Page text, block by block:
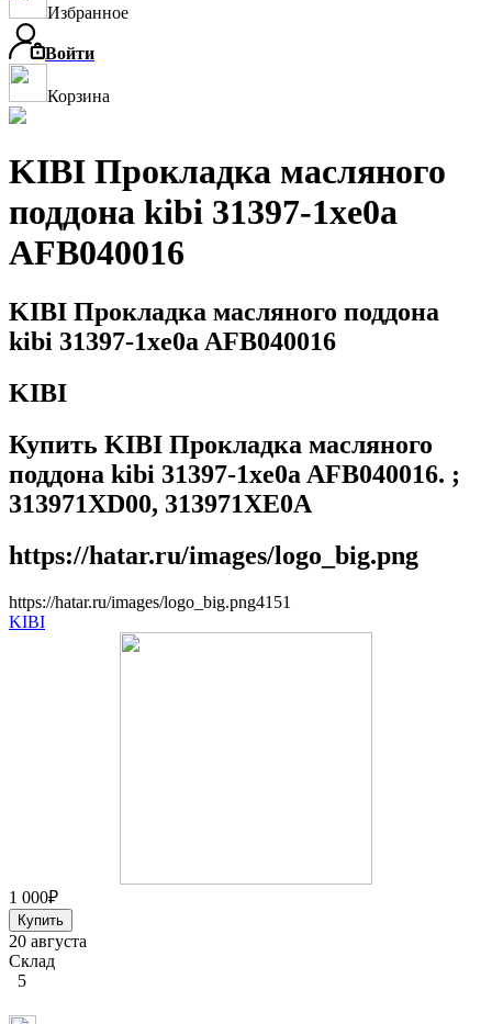
Избранное
Войти
Корзина
KIBI Прокладка масляного
поддона kibi 31397-1xe0a
AFB040016
KIBI Прокладка масляного поддона
kibi 31397-1xe0a AFB040016
KIBI
Купить KIBI Прокладка масляного
поддона kibi 31397-1xe0a AFB040016. ;
313971XD00, 313971XE0A
https://hatar.ru/images/logo_big.png
https://hatar.ru/images/logo_big.png41 51
KIBI
1 000₽
20 августа
Склад
5